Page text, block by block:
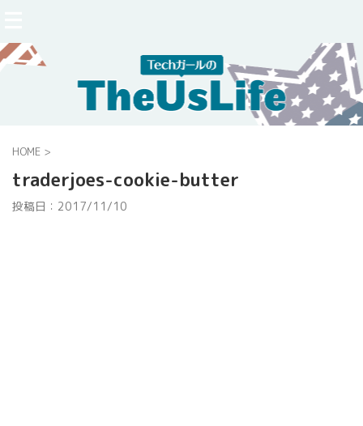
HOME >
traderjoes-cookie-butter
投稿日： 2017/11/10